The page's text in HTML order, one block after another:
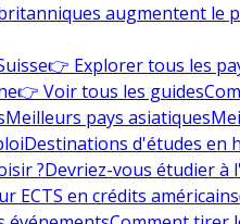
augmentent le
👉 Explorer tous les
👉 Voir tous les guides
Meilleurs pays asiatiques
Destinations d'études en
?Devriez-vous étudier à
ECTS en crédits américains